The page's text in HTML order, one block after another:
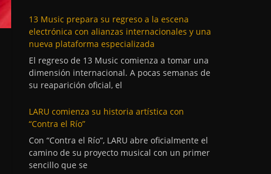
13 Music prepara su regreso a la escena
electrónica con alianzas internacionales y una
nueva plataforma especializada
El regreso de 13 Music comienza a tomar una
dimensión internacional. A pocas semanas de
su reaparición oficial, el
LARU comienza su historia artística con
“Contra el Río”
Con “Contra el Río”, LARU abre oficialmente el
camino de su proyecto musical con un primer
sencillo que se